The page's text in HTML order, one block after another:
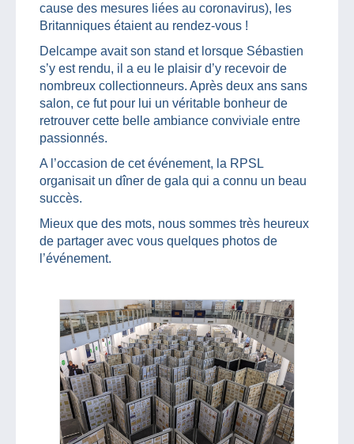
cause des mesures liées au coronavirus), les
Britanniques étaient au rendez-vous !
Delcampe avait son stand et lorsque Sébastien
s’y est rendu, il a eu le plaisir d’y recevoir de
nombreux collectionneurs. Après deux ans sans
salon, ce fut pour lui un véritable bonheur de
retrouver cette belle ambiance conviviale entre
passionnés.
A l’occasion de cet événement, la RPSL
organisait un dîner de gala qui a connu un beau
succès.
Mieux que des mots, nous sommes très heureux
de partager avec vous quelques photos de
l’événement.